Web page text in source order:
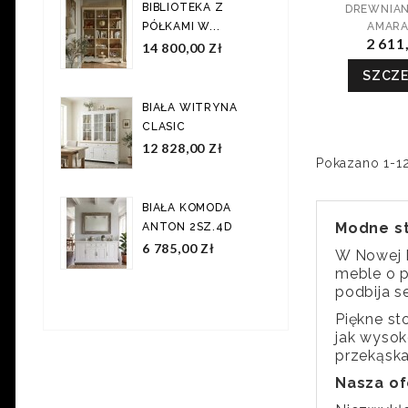
BIBLIOTEKA Z
PÓŁKAMI W...
14 800,00 Zł
BIAŁA WITRYNA
CLASIC
12 828,00 Zł
BIAŁA KOMODA
ANTON 2SZ.4D
6 785,00 Zł
2
Pokazano 1-
Modne
W Nowej
meble o
podbija
Piękne
jak
Nasza